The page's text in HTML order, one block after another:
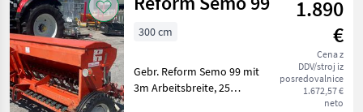
Amazone
1.890
€
Cena z
DDV/stroj iz
posredovalnice
1.672,57 €
neto
300 cm
Gebr. Reform Semo 99 mit
3m Arbeitsbreite, 25